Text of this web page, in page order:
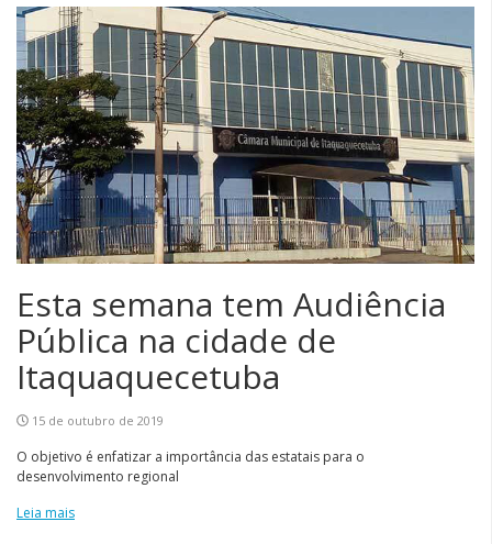
Esta semana tem Audiência
Pública na cidade de
Itaquaquecetuba
15 de outubro de 2019
O objetivo é enfatizar a importância das estatais para o
desenvolvimento regional
Leia mais